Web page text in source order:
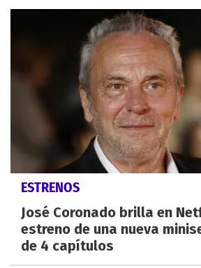
ESTRENOS
José Coronado brilla en
estreno de una nueva
de 4 capítulos